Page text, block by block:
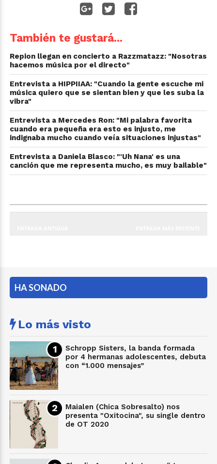
También te gustará...
Repion llegan en concierto a Razzmatazz: "Nosotras
hacemos música por el directo"
Entrevista a HIPPIIAA: "Cuando la gente escuche mi
música quiero que se sientan bien y que les suba la
vibra"
Entrevista a Mercedes Ron: "Mi palabra favorita
cuando era pequeña era esto es injusto, me
indignaba mucho cuando veía situaciones injustas"
Entrevista a Daniela Blasco: "'Uh Nana' es una
canción que me representa mucho, es muy bailable"
HA SONADO
Lo más visto
Schropp Sisters, la banda formada
por 4 hermanas adolescentes, debuta
con “1.000 mensajes”
Maialen (Chica Sobresalto) nos
presenta "Oxitocina", su single dentro
de OT 2020